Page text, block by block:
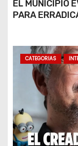
EL MUNICIPIO
PARA
CATEGORIAS